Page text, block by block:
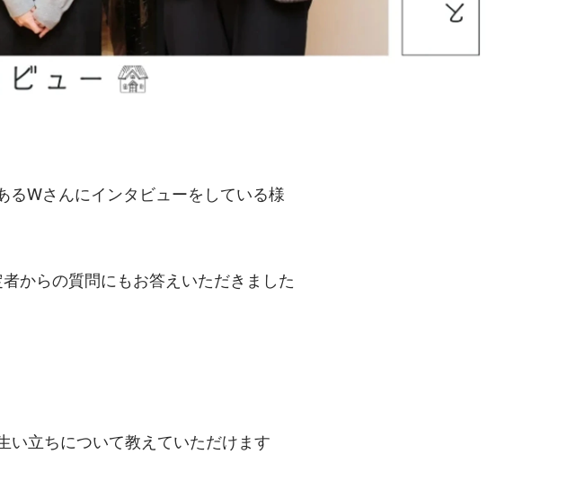
Wさんにインタビューをしている様
からの質問にもお答えいただきました
い立ちについて教えていただけます